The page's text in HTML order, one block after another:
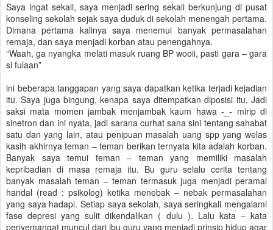
Saya ingat sekali, saya menjadi sering sekali berkunjung di pusat
konseling sekolah sejak saya duduk di sekolah menengah pertama.
Dimana pertama kalinya saya menemui banyak permasalahan
remaja, dan saya menjadi korban atau penengahnya.
“Waah, ga nyangka melati masuk ruang BP wooii, pasti gara – gara
si fulaan”
ini beberapa tanggapan yang saya dapatkan ketika terjadi kejadian
itu. Saya juga bingung, kenapa saya ditempatkan diposisi itu. Jadi
saksi mata momen jambak menjambak kaum hawa -_- mirip di
sinetron dan ini nyata, jadi sarana curhat sana sini tentang sahabat
satu dan yang lain, atau penipuan masalah uang spp yang welas
kasih akhirnya teman – teman berikan ternyata kita adalah korban.
Banyak saya temui teman – teman yang memiliki masalah
kepribadian di masa remaja itu. Bu guru selalu cerita tentang
banyak masalah teman – teman termasuk juga menjadi peramal
handal (read : psikolog) ketika menebak – nebak permasalahan
yang saya hadapi. Setiap saya sekolah, saya seringkali mengalami
fase depresi yang sulit dikendalikan ( dulu ). Lalu kata – kata
penyemangat muncul dari ibu guru yang menjadi prinsip hidup agar